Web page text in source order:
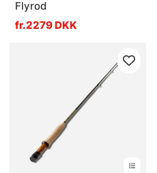
Flyrod
fr.2279 DKK